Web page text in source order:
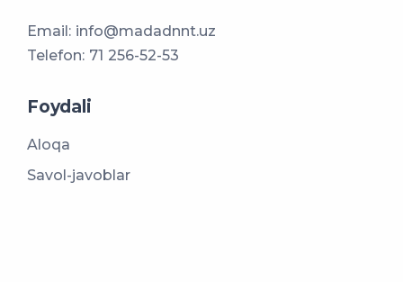
Email: info@madadnnt.uz
Telefon: 71 256-52-53
Foydali
Aloqa
Savol-javoblar